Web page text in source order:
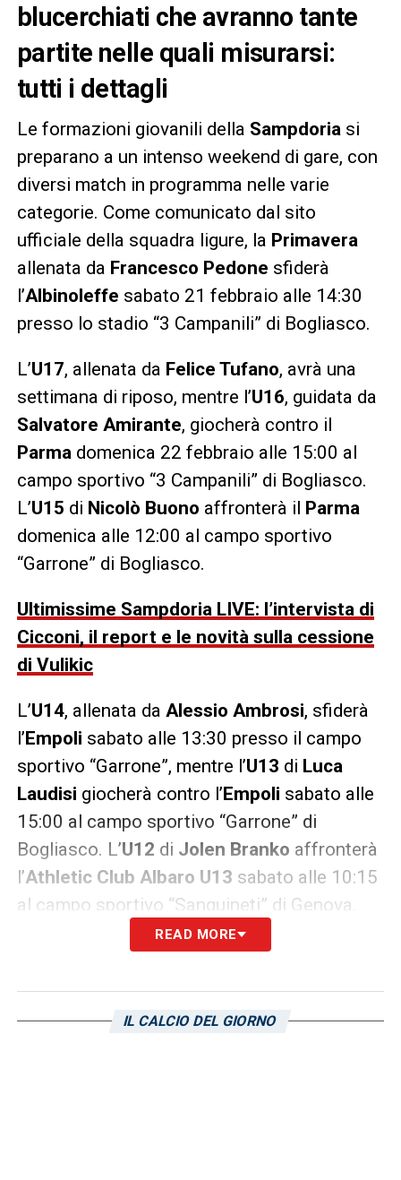
blucerchiati che avranno tante
partite nelle quali misurarsi:
tutti i dettagli
Le formazioni giovanili della Sampdoria si
preparano a un intenso weekend di gare, con
diversi match in programma nelle varie
categorie. Come comunicato dal sito
ufficiale della squadra ligure, la Primavera
allenata da Francesco Pedone sfiderà
l’Albinoleffe sabato 21 febbraio alle 14:30
presso lo stadio “3 Campanili” di Bogliasco.
L’U17, allenata da Felice Tufano, avrà una
settimana di riposo, mentre l’U16, guidata da
Salvatore Amirante, giocherà contro il
Parma domenica 22 febbraio alle 15:00 al
campo sportivo “3 Campanili” di Bogliasco.
L’U15 di Nicolò Buono affronterà il Parma
domenica alle 12:00 al campo sportivo
“Garrone” di Bogliasco.
Ultimissime Sampdoria LIVE: l’intervista di
Cicconi, il report e le novità sulla cessione
di Vulikic
L’U14, allenata da Alessio Ambrosi, sfiderà
l’Empoli sabato alle 13:30 presso il campo
sportivo “Garrone”, mentre l’U13 di Luca
Laudisi giocherà contro l’Empoli sabato alle
15:00 al campo sportivo “Garrone” di
Bogliasco. L’U12 di Jolen Branko affronterà
l’Athletic Club Albaro U13 sabato alle 10:15
al campo sportivo “Sanguineti” di Genova.
Gabriele Armaniparteciperà a
affronterà il
San Bernardino
READ MORE
IL CALCIO DEL GIORNO